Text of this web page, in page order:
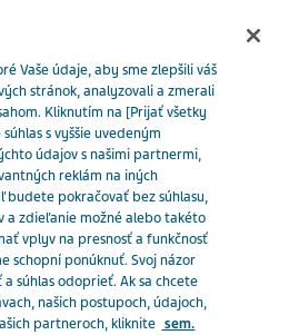
pracovník v
Katalóg produktov
Ramipril H
25mg
Vaše údaje, aby sme zlepšili váš
stránok, analyzovali a zmerali
Kliknutím na [Prijať všetky
s vyššie uvedeným
údajov s našimi partnermi,
reklám na iných
budete pokračovať bez súhlasu,
a zdieľanie možné alebo takéto
vplyv na presnosť a funkčnosť
schopní ponúknuť. Svoj názor
súhlas odoprieť. Ak sa chcete
našich postupoch, údajoch,
partneroch, kliknite sem.